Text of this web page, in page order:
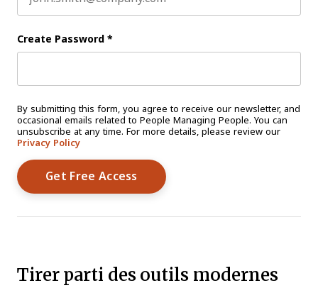
Create Password *
By submitting this form, you agree to receive our newsletter, and
occasional emails related to People Managing People. You can
unsubscribe at any time. For more details, please review our
Privacy Policy
Tirer parti des outils modernes